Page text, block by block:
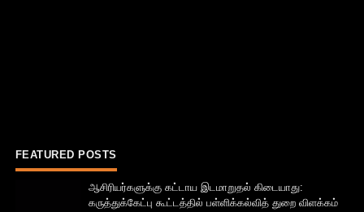
FEATURED POSTS
ஆசிரியர்களுக்கு கட்டாய இடமாறுதல் கிடையாது:
கருத்துக்கேட்பு கூட்டத்தில் பள்ளிக்கல்வித் துறை விளக்கம்